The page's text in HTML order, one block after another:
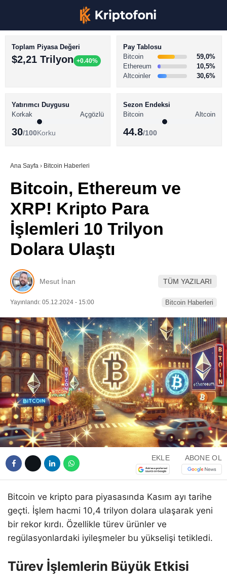
Youtube
BİTCOİN HABERLERİ
ALTCOİN HABERLERİ
SÖZLÜK
Toplam Piyasa Değeri
$2,21 Trilyon +0.40%
Pay Tablosu
Bitcoin
59,0%
Ethereum
10,5%
Altcoinler
30,6%
Yatırımcı Duygusu
Korkak
Açgözlü
30/100Korku
Sezon Endeksi
Bitcoin
Altcoin
44.8/100
Ana Sayfa › Bitcoin Haberleri
Bitcoin, Ethereum ve
XRP! Kripto Para
İşlemleri 10 Trilyon
Dolara Ulaştı
Mesut İnan TÜM YAZILARI
Yayınlandı: 05.12.2024 - 15:00 Bitcoin Haberleri
EKLE ABONE OL
Bitcoin ve kripto para piyasasında Kasım ayı tarihe
geçti. İşlem hacmi 10,4 trilyon dolara ulaşarak yeni
bir rekor kırdı. Özellikle türev ürünler ve
regülasyonlardaki iyileşmeler bu yükselişi tetikledi.
Türev İşlemlerin Büyük Etkisi